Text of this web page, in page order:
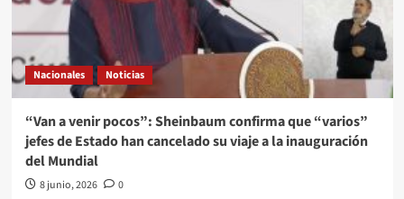
en
inauguración
Mundial
pese
movilización
de
la
CNTE
Nacionales Noticias
“Van a venir pocos”: Sheinbaum confirma que “varios”
jefes de Estado han cancelado su viaje a la inauguración
del Mundial
8 junio, 2026
0